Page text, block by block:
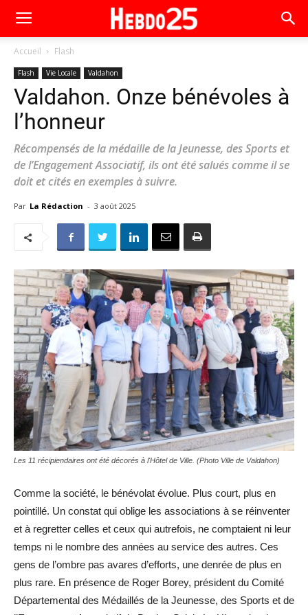
Accueil Flash
Flash Vie Locale Valdahon
Valdahon. Onze bénévoles à
l’honneur
Récompensés de la médaille de la Jeunesse, des Sports et
de l’Engagement Associatif, ils ont été salués comme il se
doit et cités en exemples à suivre.
Par La Rédaction - 3 août 2025
Les 11 récipiendaires ont été décorés à l'Hôtel de Ville. (Photo Ville de Valdahon)
Comme la société, le bénévolat évolue. Plus court, plus en
pointillé. Un constat qui oblige les associations à se réinventer
et à regretter celles et ceux qui autrefois, ne comptaient ni leur
temps ni le nombre des années au service des autres. Ces
gens de l’ombre pas avares d’efforts, une denrée de plus en
plus rare. En présence de Roger Borey, président du Comité
Départemental des Médaillés de la Jeunesse, des Sports et de